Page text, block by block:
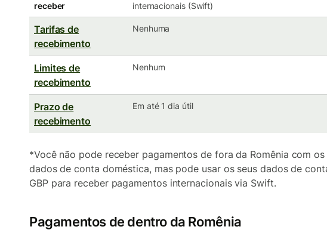
receber
internacionais (Swift)
Tarifas de
recebimento
Nenhuma
Limites de
recebimento
Nenhum
Prazo de
recebimento
Em até 1 dia útil
*Você não pode receber pagamentos de fora da Romênia com os
dados de conta doméstica, mas pode usar os seus dados de
GBP para receber pagamentos internacionais via Swift.
Pagamentos de dentro da Romênia